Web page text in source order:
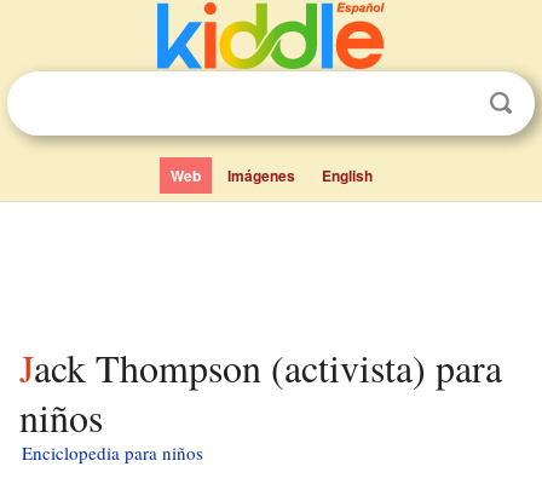
Web Imágenes English
Jack Thompson (activista) para
niños
Enciclopedia para niños